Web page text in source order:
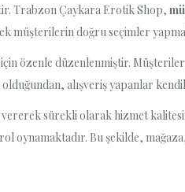
Trabzon Çaykara Erotik Shop,
doğru seçimler
özenle düzenlenmiştir.
alışveriş yapanlar
sürekli olarak hizmet
Bu şekilde,